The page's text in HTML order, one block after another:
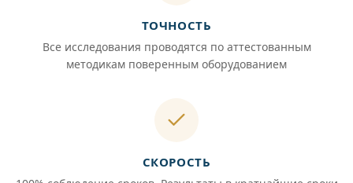
ТОЧНОСТЬ
Все исследования проводятся по аттестованным
методикам поверенным оборудованием
СКОРОСТЬ